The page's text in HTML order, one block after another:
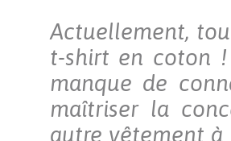
Actuellement,
t-shirt en coton
manque de
maîtriser la
autre vêtement à